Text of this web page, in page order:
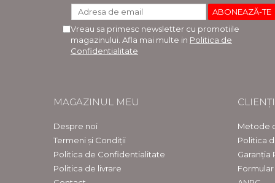
Vreau sa primesc newsletter cu promotiile
magazinului. Afla mai multe in Politica de
Confidentialitate
MAGAZINUL MEU
Despre noi
Termeni și Condiții
Politica de Confidentialitate
Politica de livrare
CLIENȚI
Metode
Politica
Garanția